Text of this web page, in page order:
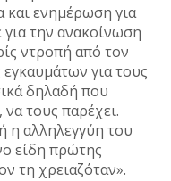
και ενημέρωση για
την ανακοίνωση
ντροπή από τον
για τους
δηλαδή που
τους παρέχει.
η αλληλεγγύη του
είδη πρώτης
τη χρειαζόταν».